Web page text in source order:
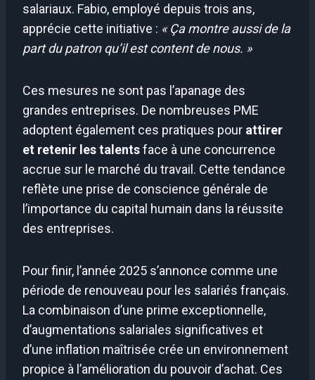
salariaux. Fabio, employé depuis trois ans,
apprécie cette initiative : « Ça montre aussi de la
part du patron qu’il est content de nous. »
Ces mesures ne sont pas l’apanage des
grandes entreprises. De nombreuses PME
adoptent également ces pratiques pour attirer
et retenir les talentsface à une concurrence
accrue sur le marché du travail. Cette tendance
reflète une prise de conscience générale de
l’importance du capital humain dans la réussite
des entreprises.
Pour finir, l’année 2025 s’annonce comme une
période de renouveau pour les salariés français.
La combinaison d’une prime exceptionnelle,
d’augmentations salariales significatives et
d’une inflation maîtrisée crée un environnement
propice à l’amélioration du pouvoir d’achat. Ces